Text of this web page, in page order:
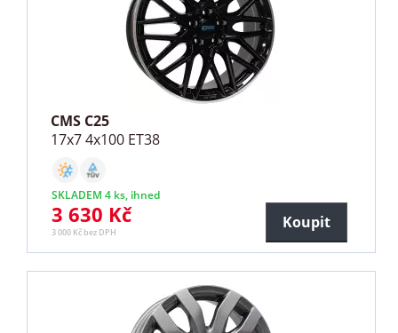
CMS C25
17x7 4x100 ET38
SKLADEM 4 ks, ihned
3 630 Kč
3 000 Kč bez DPH
Koupit